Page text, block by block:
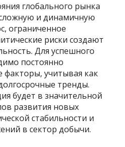
глобального рынка
и динамичную
ограниченное
риски создают
Для успешного
постоянно
учитывая как
тренды.
будет в значительной
развития новых
стабильности и
в сектор добычи.